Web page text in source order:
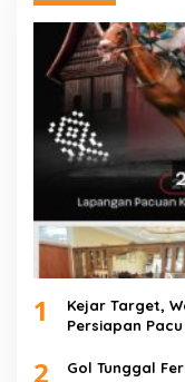
1
Kejar Target,
Persiapan
2
Gol Tunggal